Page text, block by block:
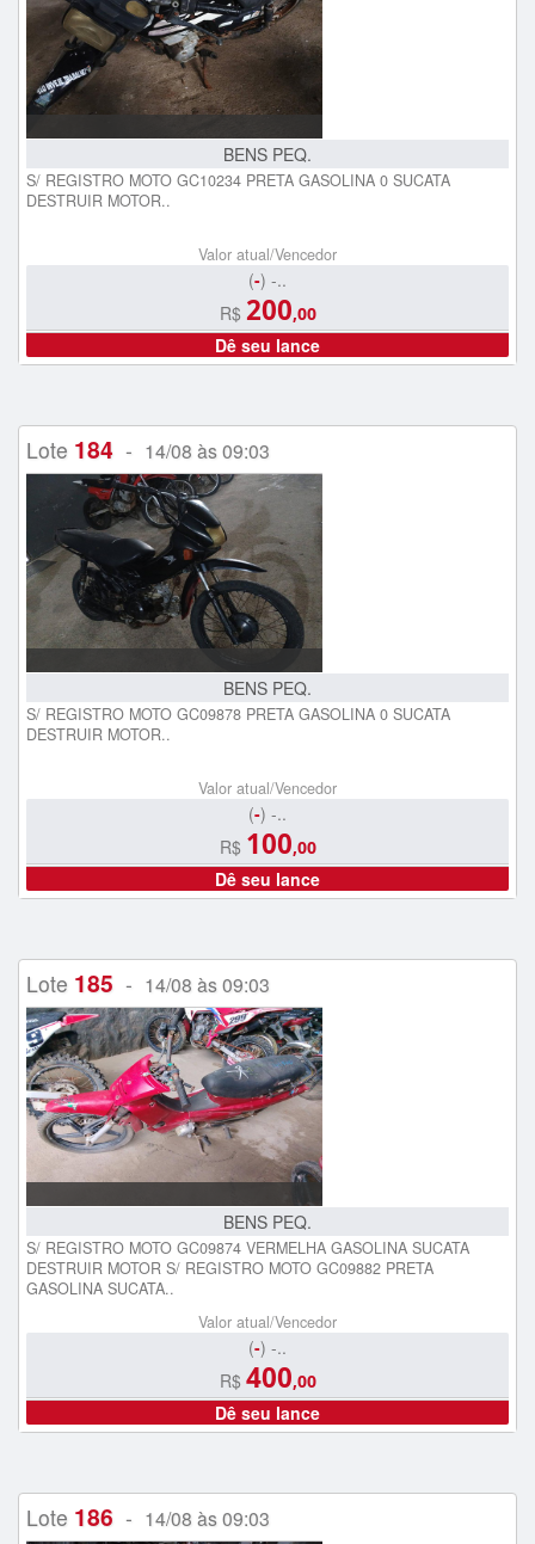
BENS PEQ.
S/ REGISTRO MOTO GC10234 PRETA GASOLINA 0 SUCATA
DESTRUIR MOTOR..
Valor atual/Vencedor
(-) -..
R$ 200,00
Dê seu lance
Lote 184 - 14/08 às 09:03
BENS PEQ.
S/ REGISTRO MOTO GC09878 PRETA GASOLINA 0 SUCATA
DESTRUIR MOTOR..
Valor atual/Vencedor
(-) -..
R$ 100,00
Dê seu lance
Lote 185 - 14/08 às 09:03
BENS PEQ.
S/ REGISTRO MOTO GC09874 VERMELHA GASOLINA SUCATA
DESTRUIR MOTOR S/ REGISTRO MOTO GC09882 PRETA
GASOLINA SUCATA..
Valor atual/Vencedor
(-) -..
R$ 400,00
Dê seu lance
Lote 186 - 14/08 às 09:03